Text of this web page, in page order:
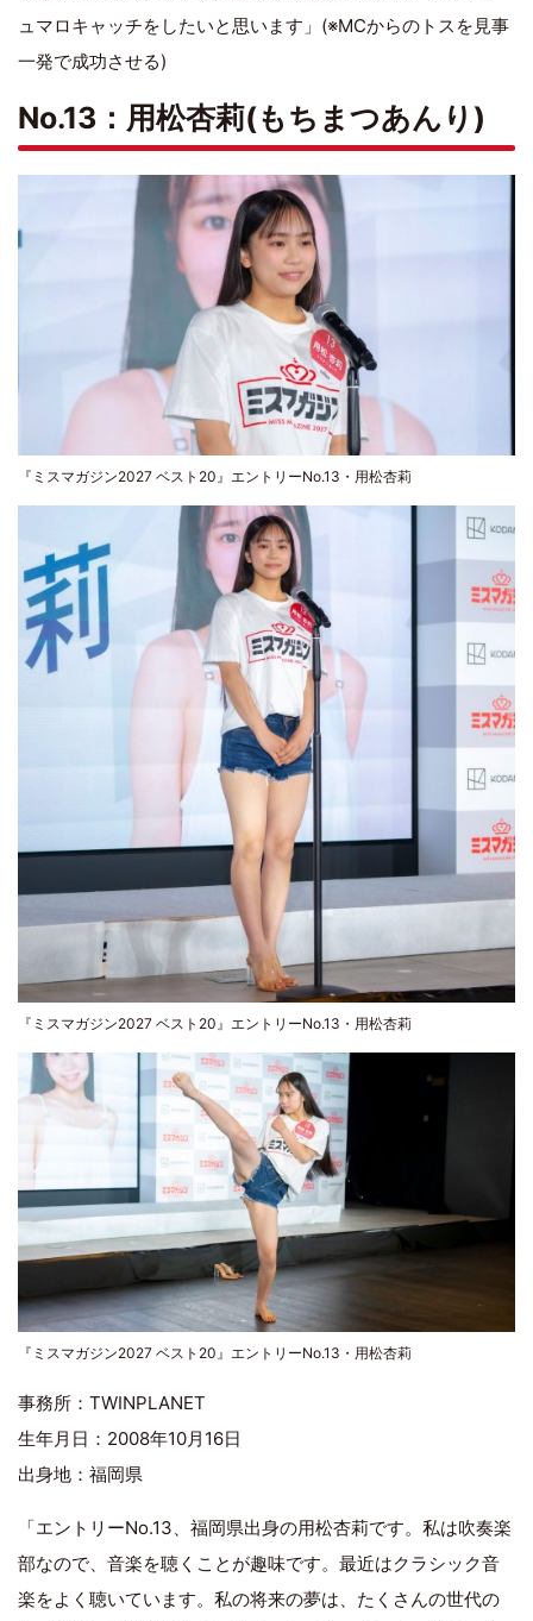
ュマロキャッチをしたいと思います」(※MCからのトスを見事
一発で成功させる)
No.13：用松杏莉(もちまつあんり)
『ミスマガジン2027 ベスト20』エントリーNo.13・用松杏莉
『ミスマガジン2027 ベスト20』エントリーNo.13・用松杏莉
『ミスマガジン2027 ベスト20』エントリーNo.13・用松杏莉
事務所：TWINPLANET
生年月日：2008年10月16日
出身地：福岡県
「エントリーNo.13、福岡県出身の用松杏莉です。私は吹奏楽
部なので、音楽を聴くことが趣味です。最近はクラシック音
楽をよく聴いています。私の将来の夢は、たくさんの世代の